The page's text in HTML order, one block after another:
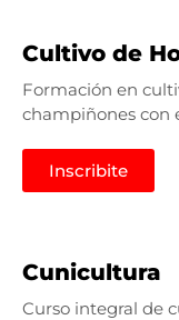
Cultivo de
Formación en
champiñones con
Inscribite
Cunicultura
Curso integral de